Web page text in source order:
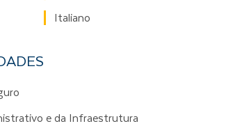
Italiano
e da Infraestrutura